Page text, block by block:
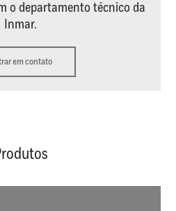
o departamento técnico da
Inmar.
em contato